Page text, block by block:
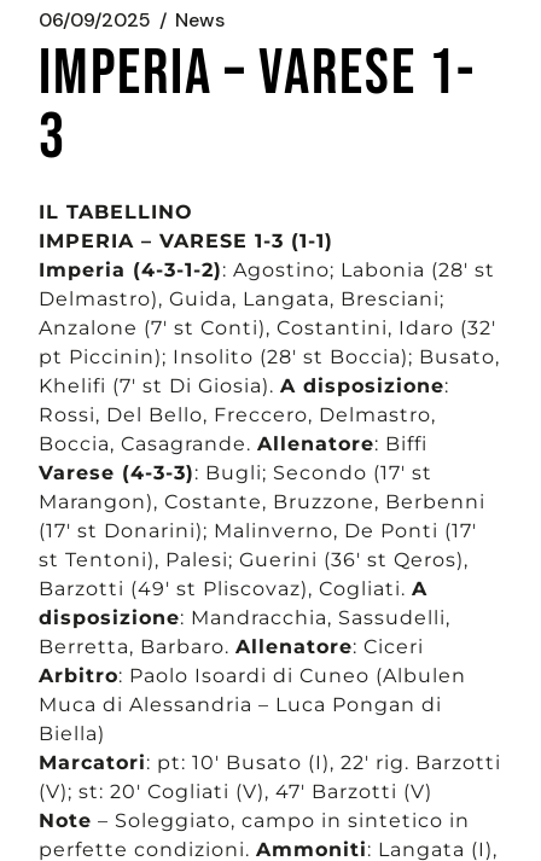
06/09/2025 News
IMPERIA – VARESE 1-
3
IL TABELLINO
IMPERIA – VARESE 1-3 (1-1)
Imperia (4-3-1-2): Agostino; Labonia (28′ st
Delmastro), Guida, Langata, Bresciani;
Anzalone (7′ st Conti), Costantini, Idaro (32′
pt Piccinin); Insolito (28′ st Boccia); Busato,
Khelifi (7′ st Di Giosia). A disposizione:
Rossi, Del Bello, Freccero, Delmastro,
Boccia, Casagrande. Allenatore: Biffi
Varese (4-3-3): Bugli; Secondo (17′ st
Marangon), Costante, Bruzzone, Berbenni
(17′ st Donarini); Malinverno, De Ponti (17′
st Tentoni), Palesi; Guerini (36′ st Qeros),
Barzotti (49′ st Pliscovaz), Cogliati. A
disposizione: Mandracchia, Sassudelli,
Berretta, Barbaro. Allenatore: Ciceri
Arbitro: Paolo Isoardi di Cuneo (Albulen
Muca di Alessandria – Luca Pongan di
Biella)
Marcatori: pt: 10′ Busato (I), 22′ rig. Barzotti
(V); st: 20′ Cogliati (V), 47′ Barzotti (V)
Note – Soleggiato, campo in sintetico in
perfette condizioni. Ammoniti: Langata (I),